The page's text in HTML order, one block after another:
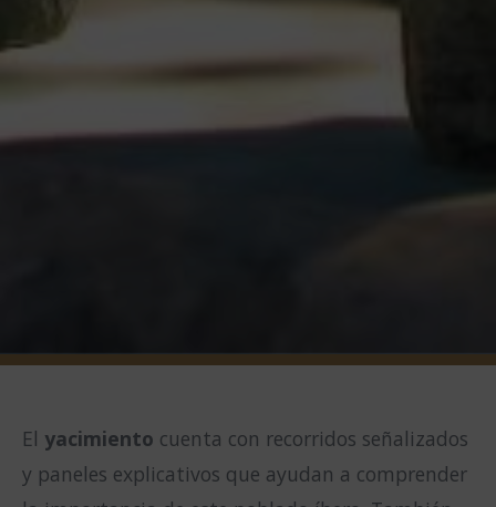
El yacimiento cuenta con recorridos señalizados
y paneles explicativos que ayudan a comprender